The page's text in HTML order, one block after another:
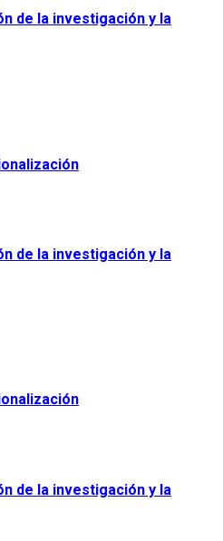
de la investigación y la
de la investigación y la
de la investigación y la